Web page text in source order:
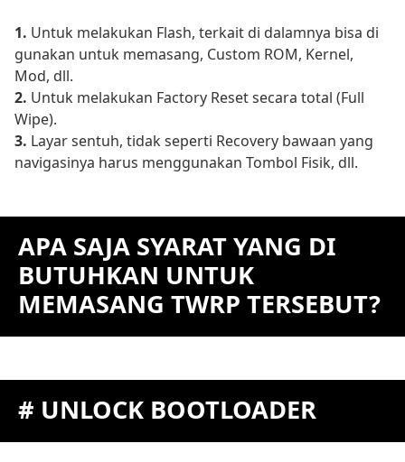
1. Untuk melakukan Flash, terkait di dalamnya bisa di
gunakan untuk memasang, Custom ROM, Kernel,
Mod, dll.
2. Untuk melakukan Factory Reset secara total (Full
Wipe).
3. Layar sentuh, tidak seperti Recovery bawaan yang
navigasinya harus menggunakan Tombol Fisik, dll.
APA SAJA SYARAT YANG DI
BUTUHKAN UNTUK
MEMASANG TWRP TERSEBUT?
# UNLOCK BOOTLOADER